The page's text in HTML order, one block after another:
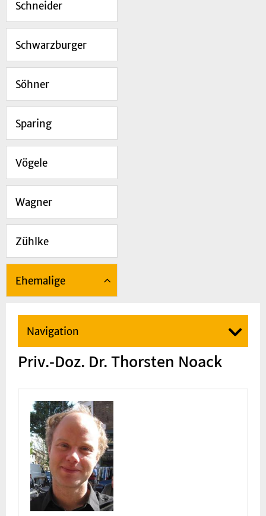
Schneider
Schwarzburger
Söhner
Sparing
Vögele
Wagner
Zühlke
Ehemalige
Navigation
Priv.-Doz. Dr. Thorsten Noack